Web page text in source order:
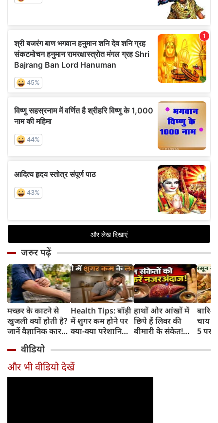
जरुर पढ़ें
मच्छर के काटने से
खुजली क्यों होती है?
जानें वैज्ञानिक कारण
Health Tips: बॉड़ी
में शुगर कम होने पर
क्या-क्या परेशानियां
बातें
हाथों और आंखों में
छिपे हैं लिवर की
बीमारी के संकेत!
नजरअंदाज
चाय
5
वीडियो
और भी वीडियो देखें